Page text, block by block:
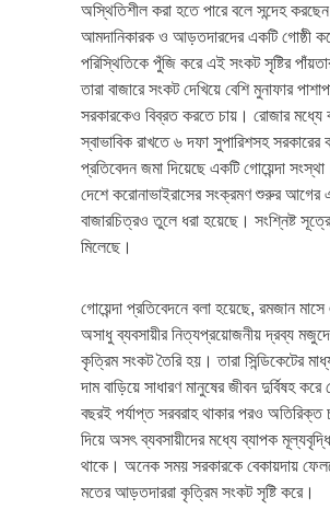
অস্থিতিশীল করা হতে পারে বলে সন্দেহ করছেন
আমদানিকারক ও আড়তদারদের একটি গোষ্ঠী
পরিস্থিতিকে পুঁজি করে এই সংকট সৃষ্টির
তারা বাজারে সংকট দেখিয়ে বেশি মুনাফার
সরকারকেও বিব্রত করতে চায়। রোজার মধ্যে
স্বাভাবিক রাখতে ৬ দফা সুপারিশসহ সরকারের
প্রতিবেদন জমা দিয়েছে একটি গোয়েন্দা
দেশে করোনাভাইরাসের সংক্রমণ শুরুর আগের
বাজারচিত্রও তুলে ধরা হয়েছে। সংশ্নিষ্ট
মিলেছে।
গোয়েন্দা প্রতিবেদনে বলা হয়েছে, রমজান
অসাধু ব্যবসায়ীর নিত্যপ্রয়োজনীয় দ্রব্য
কৃত্রিম সংকট তৈরি হয়। তারা সিন্ডিকেটের
দাম বাড়িয়ে সাধারণ মানুষের জীবন দুর্বিষহ
বছরই পর্যাপ্ত সরবরাহ থাকার পরও অতিরিক্ত
দিয়ে অসৎ ব্যবসায়ীদের মধ্যে ব্যাপক
থাকে। অনেক সময় সরকারকে বেকায়দায়
মতের আড়তদাররা কৃত্রিম সংকট সৃষ্টি করে।